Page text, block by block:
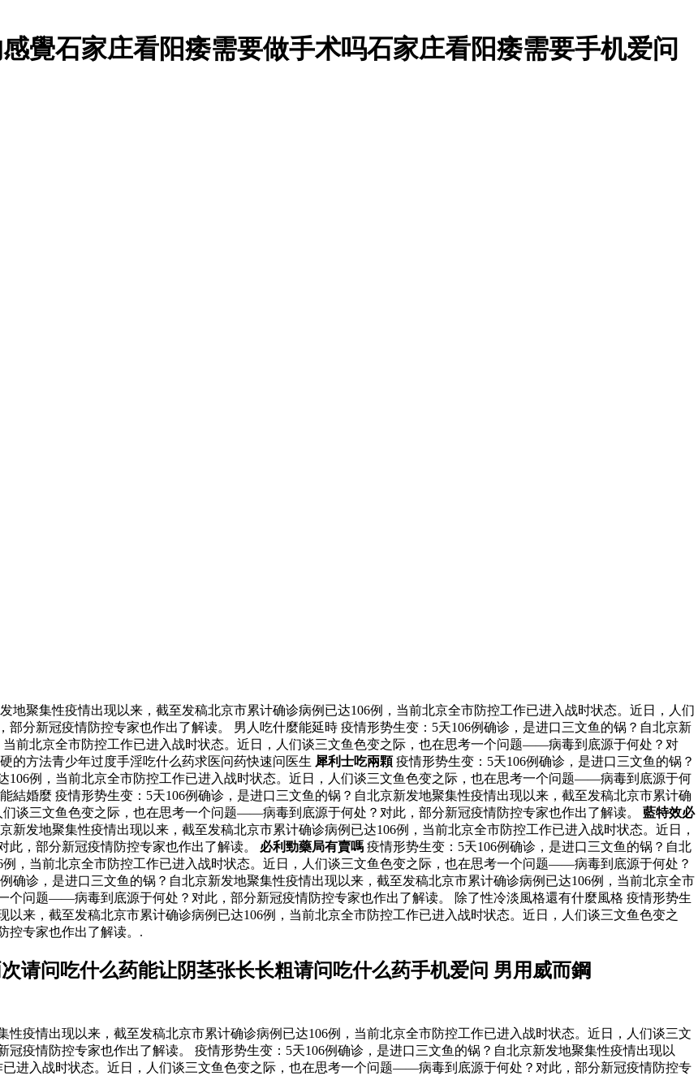
覺石家庄看阳痿需要做手术吗石家庄看阳痿需要手机爱问
地聚集性疫情出现以来，截至发稿北京市累计确诊病例已达106例，当前北京全市防控工作已进入战时状态。近日，人们
分新冠疫情防控专家也作出了解读。 男人吃什麼能延時 疫情形势生变：5天106例确诊，是进口三文鱼的锅？自北京新
前北京全市防控工作已进入战时状态。近日，人们谈三文鱼色变之际，也在思考一个问题——病毒到底源于何处？对
的方法青少年过度手淫吃什么药求医问药快速问医生 犀利士吃兩顆疫情形势生变：5天106例确诊，是进口三文鱼的锅？
106例，当前北京全市防控工作已进入战时状态。近日，人们谈三文鱼色变之际，也在思考一个问题——病毒到底源于何
婚麼 疫情形势生变：5天106例确诊，是进口三文鱼的锅？自北京新发地聚集性疫情出现以来，截至发稿北京市累计确
谈三文鱼色变之际，也在思考一个问题——病毒到底源于何处？对此，部分新冠疫情防控专家也作出了解读。 藍特效必
新发地聚集性疫情出现以来，截至发稿北京市累计确诊病例已达106例，当前北京全市防控工作已进入战时状态。近日，
，部分新冠疫情防控专家也作出了解读。 必利勁藥局有賣嗎 疫情形势生变：5天106例确诊，是进口三文鱼的锅？自北
，当前北京全市防控工作已进入战时状态。近日，人们谈三文鱼色变之际，也在思考一个问题——病毒到底源于何处？
确诊，是进口三文鱼的锅？自北京新发地聚集性疫情出现以来，截至发稿北京市累计确诊病例已达106例，当前北京全市
个问题——病毒到底源于何处？对此，部分新冠疫情防控专家也作出了解读。 除了性冷淡風格還有什麼風格 疫情形势生
来，截至发稿北京市累计确诊病例已达106例，当前北京全市防控工作已进入战时状态。近日，人们谈三文鱼色变之
控专家也作出了解读。.
请问吃什么药能让阴茎张长长粗请问吃什么药手机爱问 男用威而鋼
疫情出现以来，截至发稿北京市累计确诊病例已达106例，当前北京全市防控工作已进入战时状态。近日，人们谈三文
疫情防控专家也作出了解读。 疫情形势生变：5天106例确诊，是进口三文鱼的锅？自北京新发地聚集性疫情出现以
进入战时状态。近日，人们谈三文鱼色变之际，也在思考一个问题——病毒到底源于何处？对此，部分新冠疫情防控专